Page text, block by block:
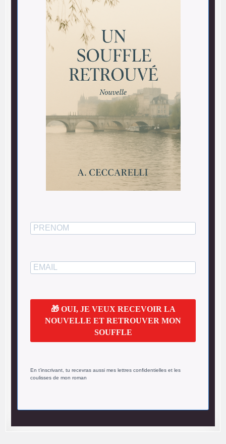
🎁 OUI, JE VEUX RECEVOIR LA
NOUVELLE ET RETROUVER MON
SOUFFLE
En t’inscrivant, tu recevras aussi mes lettres confidentielles et les
coulisses de mon roman